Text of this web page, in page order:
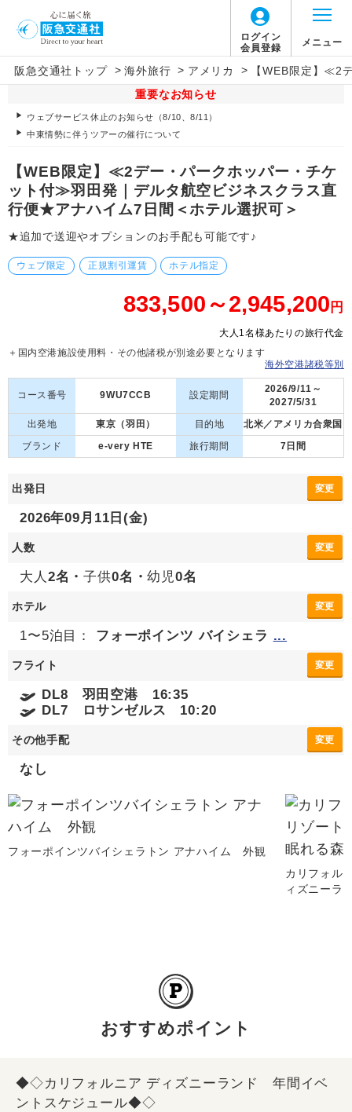
ログイン
会員登録
メニュー
阪急交通社トップ > 海外旅行 > アメリカ >
【WEB限定】≪2
重要なお知らせ
ウェブサービス休止のお知らせ（8/10、8/11）
中東情勢に伴うツアーの催行について
【WEB限定】≪2デー・パークホッパー・チケ
ット付≫羽田発｜デルタ航空ビジネスクラス直
行便★アナハイム7日間＜ホテル選択可＞
★追加で送迎やオプションのお手配も可能です♪
ウェブ限定 正規割引運賃 ホテル指定
833,500～2,945,200 円
大人1名様あたりの旅行代金
＋国内空港施設使用料・その他諸税が別途必要となります
海外空港諸税等別
コース番号 9WU7CCB 設定期間
2026/9/11～
2027/5/31
出発地
東京（羽田） 目的地
北米／アメリカ合衆国
ブランド
e-very HTE 旅行期間 7日間
出発日 変更
2026年09月11日(金)
人数 変更
大人 2名・子供0名・幼児0名
ホテル 変更
1〜5泊目： フォーポインツ バイシェラ ...
フライト 変更
DL8 羽田空港 16:35
DL7 ロサンゼルス 10:20
その他手配 変更
なし
フォーポインツバイシェラトン アナハイム 外観
カリフォル
ィズニーラ
おすすめポイント
◆◇カリフォルニア ディズニーランド 年間イベ
ントスケジュール◆◇